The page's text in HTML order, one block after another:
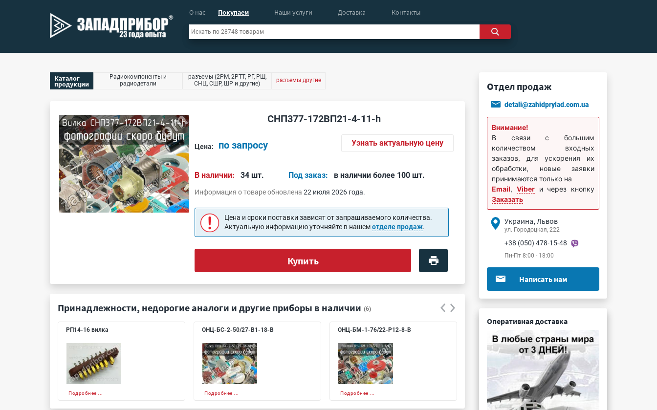
О нас Покупаем Наши услуги Доставка Контакты
Каталог
продукции
Радиокомпоненты и
радиодетали
разъемы (2РМ, 2РТТ, РГ, РШ,
СНЦ, СШР, ШР и другие)
разъемы другие
СНП377-172ВП21-4-11-h
Цена: по запросу Узнать актуальную цену
В наличии: 34 шт. Под заказ: в наличии более 100 шт.
Информация о товаре обновлена22 июля 2026 года.
Цена и сроки поставки зависят от запрашиваемого количества.
Актуальную информацию уточняйте в нашемотделе продаж.
Купить
Принадлежности, недорогие аналоги и другие приборы в наличии (6)
РП14-16 вилка
Подробнее ...
ОНЦ-БС-2-50/27-В1-18-В
Подробнее ...
ОНЦ-БМ-1-76/22-Р12-8-В
Подробнее ...
ОНЦ-РГ-09-10/24-Р14
Подробнее ...
Отдел продаж
detali@zahidprylad.com.ua
Внимание!
В связи с большим
количеством входных
заказов, для ускорения их
обработки, новые заявки
принимаются только на
Email, Viberи через кнопку
Заказать
Украина, Львов
ул. Городоцкая, 222
+38 (050) 478-15-48
Пн-Пт 8:00 - 18:00
Написать нам
Оперативная доставка